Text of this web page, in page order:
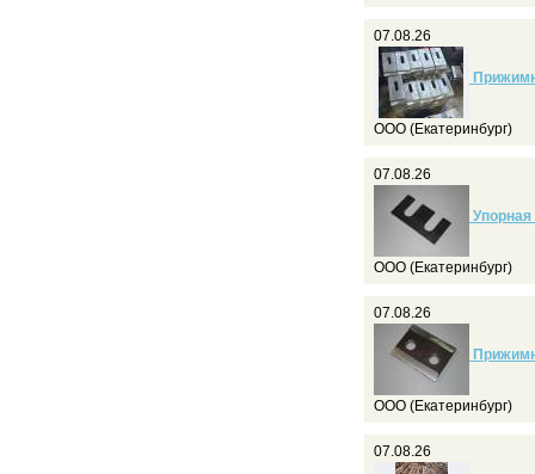
07.08.26
ООО (Екатеринбург)
07.08.26
Упорная
ООО (Екатеринбург)
07.08.26
ООО (Екатеринбург)
07.08.26